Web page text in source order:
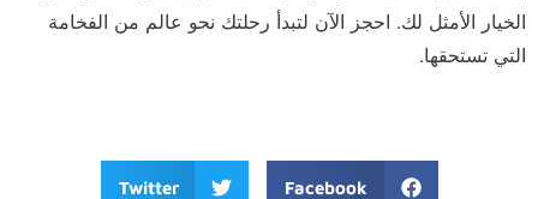
الخيار الأمثل لك. احجز الآن لتبدأ رحلتك نحو عالم من الفخامة
التي تستحقها.
Facebook
Twitter